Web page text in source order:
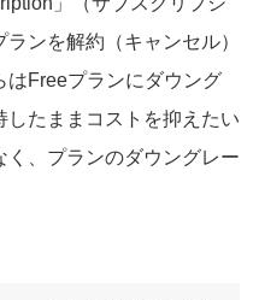
ンを解約（キャンセル）
はFreeプランにダウング
したままコストを抑えたい
、プランのダウングレー